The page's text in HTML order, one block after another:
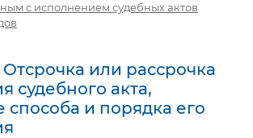
с исполнением судебных актов
Отсрочка или рассрочка
судебного акта,
и порядка его